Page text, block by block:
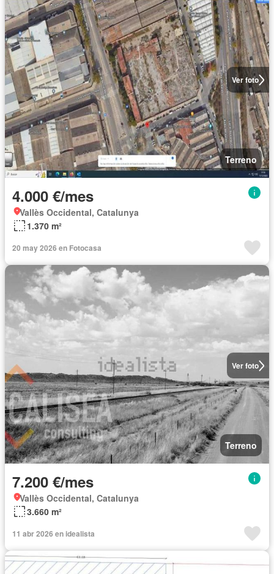
Ver foto
Terreno
4.000 €/mes
Vallès Occidental, Catalunya
1.370 m²
20 may 2026 en Fotocasa
Ver foto
Terreno
7.200 €/mes
Vallès Occidental, Catalunya
3.660 m²
11 abr 2026 en idealista